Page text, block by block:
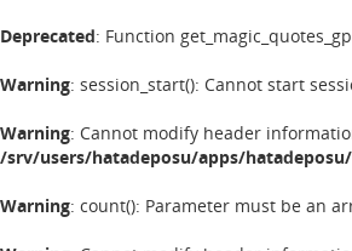
Deprecated: Function
Warning: session_start(): Cannot start
Warning: Cannot modify header
/srv/users/hatadeposu/apps/
Warning: count(): Parameter must be an